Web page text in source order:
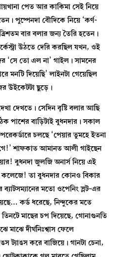
পেত আর কাকিমা সেই নিয়ে
পুষ্পেনদা বৌদিকে নিয়ে ‘কর্ণ-
বার বলার জন্য তৈরি হতেন।
উঠতে দেরি করছিল যখন, ওই
‘সে তো এল না’ গাইল। সামনের
মনটি দিয়েছি’ লাইনটা গেয়েছিল
উইকেটটা ছুড়ে।
দেখতে। সেদিন বৃষ্টি বলার আছি
পাশের বাড়িটাই বুধনদার। সকাল
চলছে ‘পেয়ার তুমহে ইতনা
শাফকাত আমানত আলী গাইছেন
বুধনদা জুলজি অনার্স নিয়ে এই
কলেজে! তা বুধনদার কোনও বিকার
মতো ওপেনিং স্লট-এর
কর্ড ধরেছে, নিন্দুকের মতে
মাছের চপ দিয়েছে, গোনাগুনতি
দীর্ঘনিঃশ্বাস ফেলে
ট্যাঙস করে বাজিয়ে। গানটা চেনা,